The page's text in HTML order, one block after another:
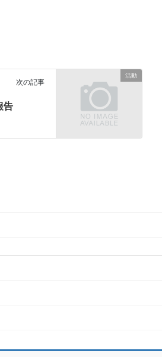
活動
次の記事
告